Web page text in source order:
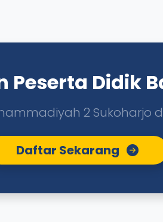
Peserta Didik
2 Sukoharjo
Daftar Sekarang